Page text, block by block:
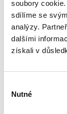
soubory
sdílíme se
analýzy.
dalšími
získali v
souhlasu
Nutné
možnosti